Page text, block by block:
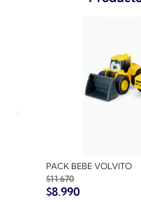
PACK BEBE VOLVITO
$11.670
$8.990